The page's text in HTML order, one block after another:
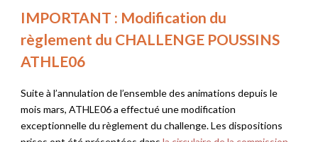
IMPORTANT : Modification du
règlement du CHALLENGE POUSSINS
ATHLE06
Suite à l’annulation de l’ensemble des animations depuis le
mois mars, ATHLE06 a effectué une modification
exceptionnelle du règlement du challenge. Les dispositions